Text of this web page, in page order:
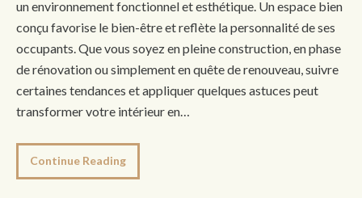
un environnement fonctionnel et esthétique. Un espace bien
conçu favorise le bien-être et reflète la personnalité de ses
occupants. Que vous soyez en pleine construction, en phase
de rénovation ou simplement en quête de renouveau, suivre
certaines tendances et appliquer quelques astuces peut
transformer votre intérieur en…
Continue Reading